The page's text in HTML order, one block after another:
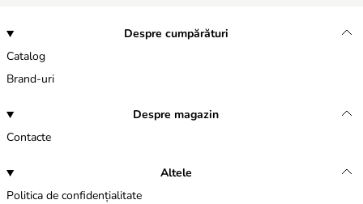
Despre cumpărături
Catalog
Brand-uri
Despre magazin
Contacte
Altele
Politica de confidențialitate